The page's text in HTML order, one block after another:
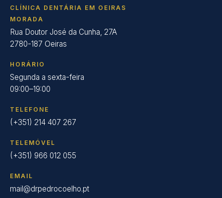
CLÍNICA DENTÁRIA EM OEIRAS
MORADA
Rua Doutor José da Cunha, 27A
2780-187 Oeiras
HORÁRIO
Segunda a sexta-feira
09:00–19:00
TELEFONE
(+351) 214 407 267
TELEMÓVEL
(+351) 966 012 055
EMAIL
mail@drpedrocoelho.pt